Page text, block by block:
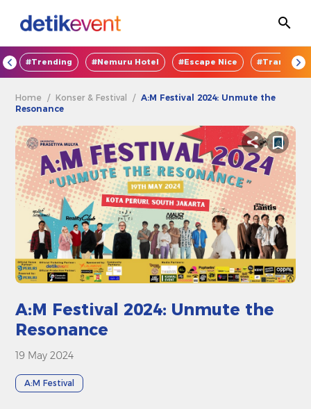
#Trending #Nemuru Hotel #Escape Nice
Home /Konser & Festival /A:M Festival 2024: Unmute the
Resonance
A:M Festival 2024: Unmute the
Resonance
19 May 2024
A:M Festival